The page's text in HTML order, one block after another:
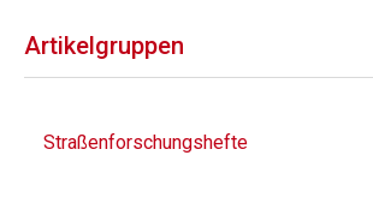
Artikelgruppen
Straßenforschungshefte